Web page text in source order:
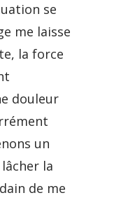
se
me laisse
la force
douleur
un
la
de me